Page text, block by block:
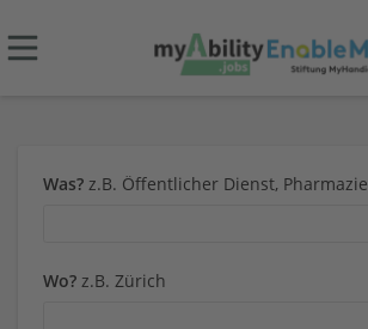
Was? z.B. Öffentlicher Dienst, Pharmazie
Wo? z.B. Zürich